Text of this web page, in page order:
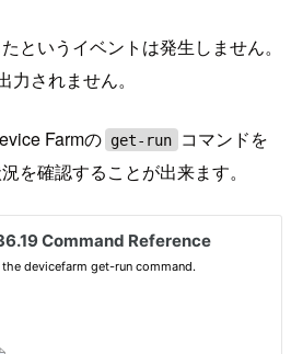
というイベントは発生しません。
されません。
Farmの get-run
コマンドを
を確認することが出来ます。